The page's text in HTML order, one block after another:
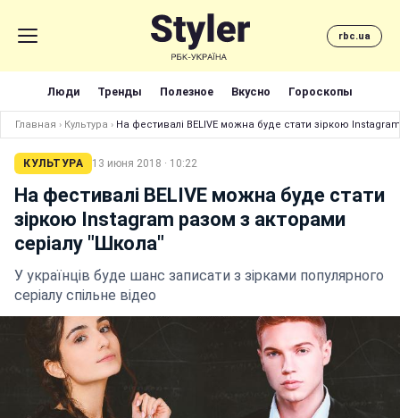
rbc.ua
Люди Тренды Полезное Вкусно Гороскопы
Главная › Культура › На фестивалі BELIVE можна буде стати зіркою
КУЛЬТУРА 13 июня 2018 · 10:22
На фестивалі BELIVE можна буде стати
зіркою Instagram разом з акторами
серіалу "Школа"
У українців буде шанс записати з зірками популярного
серіалу спільне відео